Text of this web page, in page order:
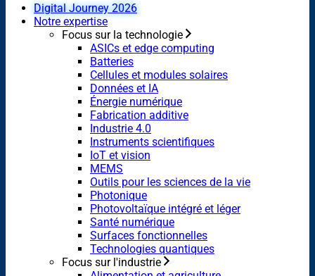
Digital Journey 2026
Notre expertise
Focus sur la technologie
ASICs et edge computing
Batteries
Cellules et modules solaires
Données et IA
Énergie numérique
Fabrication additive
Industrie 4.0
Instruments scientifiques
IoT et vision
MEMS
Outils pour les sciences de la vie
Photonique
Photovoltaïque intégré et léger
Santé numérique
Surfaces fonctionnelles
Technologies quantiques
Focus sur l'industrie